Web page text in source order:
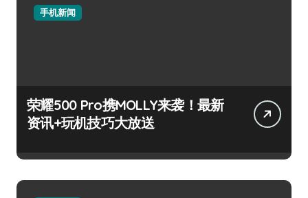
手机新闻
荣耀500 Pro携MOLLY来袭！最新
资讯+玩机技巧大放送